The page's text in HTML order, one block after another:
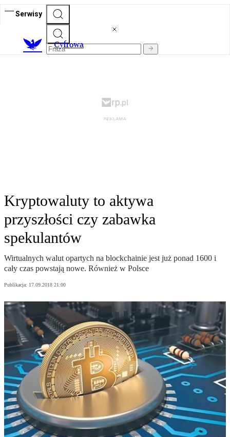
Serwisy
Cyfrowa
Kryptowaluty to aktywa
przyszłości czy zabawka
spekulantów
Wirtualnych walut opartych na blockchainie jest już ponad 1600 i
cały czas powstają nowe. Również w Polsce
Publikacja: 17.09.2018 21:00